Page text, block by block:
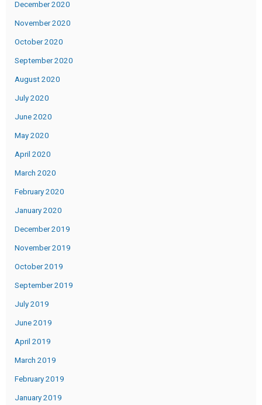
December 2020
November 2020
October 2020
September 2020
August 2020
July 2020
June 2020
May 2020
April 2020
March 2020
February 2020
January 2020
December 2019
November 2019
October 2019
September 2019
July 2019
June 2019
April 2019
March 2019
February 2019
January 2019